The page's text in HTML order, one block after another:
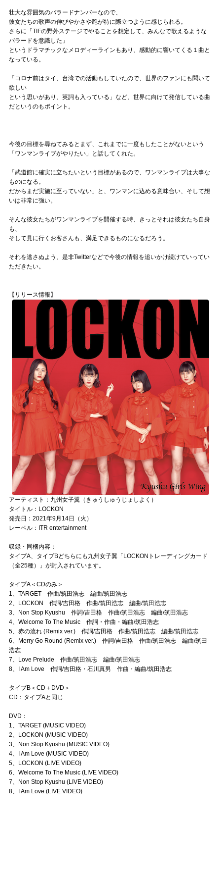
壮大な雰囲気のバラードナンバーなので、
彼女たちの歌声の伸びやかさや艶が特に際立つように感じられる。
さらに「TIFの野外ステージでやることを想定して、みんなで歌えるような
バラードを意識した」
というドラマチックなメロディーラインもあり、感動的に響いてくる１曲と
なっている。
「コロナ前はタイ、台湾での活動もしていたので、世界のファンにも聞いて
欲しい
という思いがあり、英詞も入っている」など、世界に向けて発信している曲
だというのもポイント。
今後の目標を尋ねてみるとまず、これまでに一度もしたことがないという
「ワンマンライブがやりたい」と話してくれた。
「武道館に確実に立ちたいという目標があるので、ワンマンライブは大事な
ものになる。
だからまだ実施に至っていない」と、ワンマンに込める意味合い、そして想
いは非常に強い。
そんな彼女たちがワンマンライブを開催する時、きっとそれは彼女たち自身
も、
そして見に行くお客さんも、満足できるものになるだろう。
それを逃さぬよう、是非Twitterなどで今後の情報を追いかけ続けていってい
ただきたい。
【リリース情報】
アーティスト：九州女子翼（きゅうしゅうじょしよく）
タイトル：LOCKON
発売日：2021年9月14日（火）
レーベル：ITR entertainment
収録・同梱内容：
タイプA、タイプBどちらにも九州女子翼「LOCKONトレーディングカード
（全25種）」が封入されています。
タイプA＜CDのみ＞
1、TARGET 作曲/筑田浩志 編曲/筑田浩志
2、LOCKON 作詞/吉田格 作曲/筑田浩志 編曲/筑田浩志
3、Non Stop Kyushu 作詞/吉田格 作曲/筑田浩志 編曲/筑田浩志
4、Welcome To The Music 作詞・作曲・編曲/筑田浩志
5、赤の流れ (Remix ver.) 作詞/吉田格 作曲/筑田浩志 編曲/筑田浩志
6、Merry Go Round (Remix ver.) 作詞/吉田格 作曲/筑田浩志 編曲/筑田
浩志
7、Love Prelude 作曲/筑田浩志 編曲/筑田浩志
8、I Am Love 作詞/吉田格・石川真男 作曲・編曲/筑田浩志
タイプB＜CD＋DVD＞
CD：タイプAと同じ
DVD：
1、TARGET (MUSIC VIDEO)
2、LOCKON (MUSIC VIDEO)
3、Non Stop Kyushu (MUSIC VIDEO)
4、I Am Love (MUSIC VIDEO)
5、LOCKON (LIVE VIDEO)
6、Welcome To The Music (LIVE VIDEO)
7、Non Stop Kyushu (LIVE VIDEO)
8、I Am Love (LIVE VIDEO)